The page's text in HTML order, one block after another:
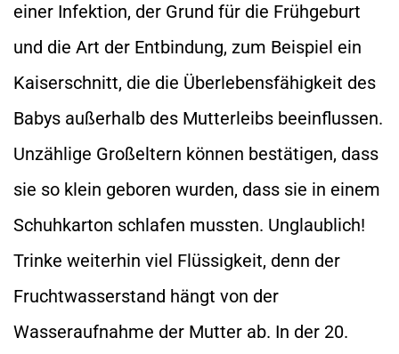
einer Infektion, der Grund für die Frühgeburt
und die Art der Entbindung, zum Beispiel ein
Kaiserschnitt, die die Überlebensfähigkeit des
Babys außerhalb des Mutterleibs beeinflussen.
Unzählige Großeltern können bestätigen, dass
sie so klein geboren wurden, dass sie in einem
Schuhkarton schlafen mussten. Unglaublich!
Trinke weiterhin viel Flüssigkeit, denn der
Fruchtwasserstand hängt von der
Wasseraufnahme der Mutter ab. In der 20.